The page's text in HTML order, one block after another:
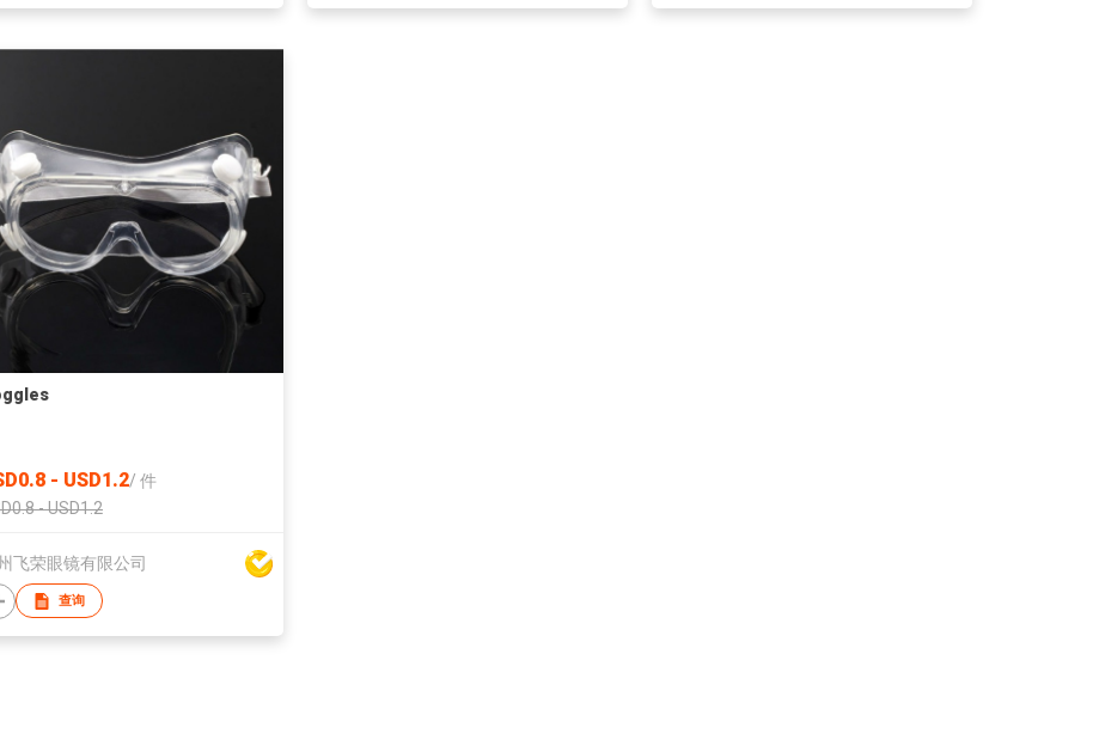
- USD1.2/ 件
- USD1.2
飞荣眼镜有限公司
查询